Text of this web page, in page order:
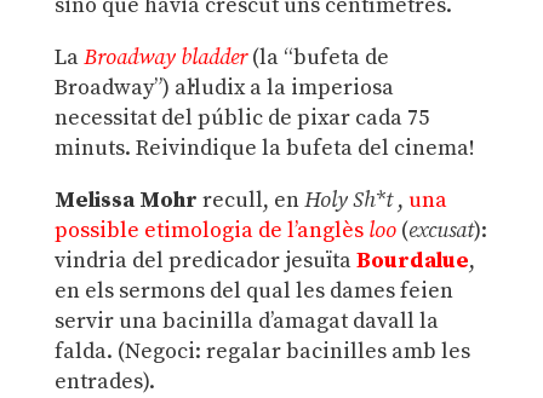
sinó que havia crescut uns centímetres.
LaBroadway bladder(la “bufeta de
Broadway”) al·ludix a la imperiosa
necessitat del públic de pixar cada 75
minuts. Reivindique la bufeta del cinema!
Melissa Mohr recull, enHoly Sh*t, una
possible etimologia de l’anglès loo(excusat):
vindria del predicador jesuïtaBourdalue,
en els sermons del qual les dames feien
servir una bacinilla d’amagat davall la
falda. (Negoci: regalar bacinilles amb les
entrades).